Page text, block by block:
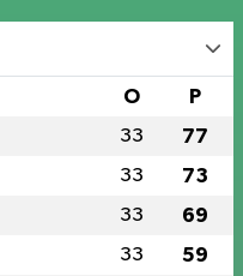
O P
33 77
33 73
33 69
33 59